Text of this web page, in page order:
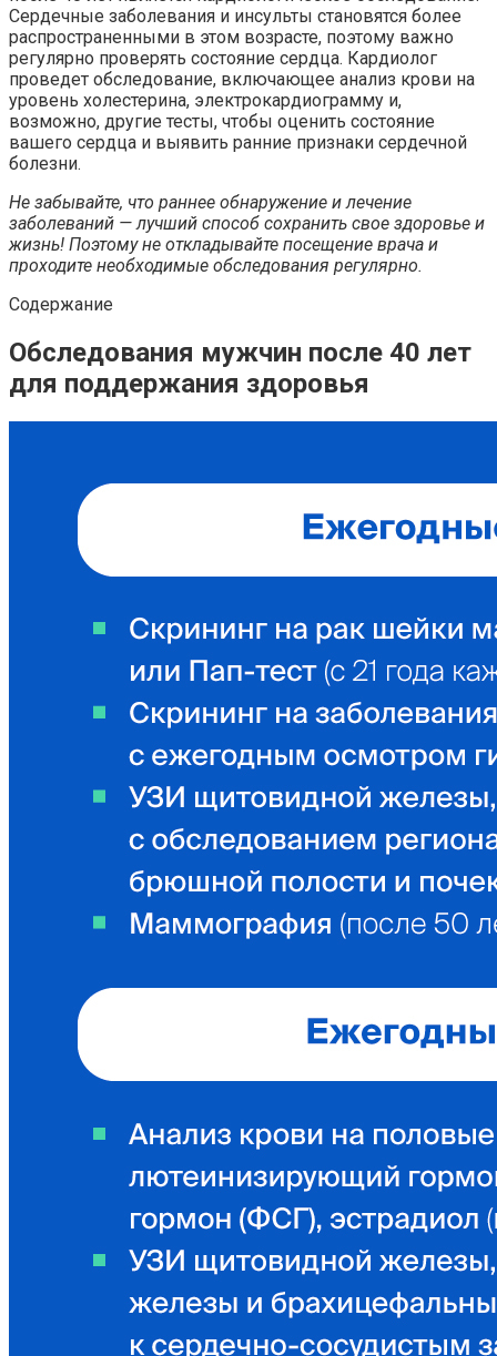
Сердечные заболевания и инсульты становятся более
распространенными в этом возрасте, поэтому важно
регулярно проверять состояние сердца. Кардиолог
проведет обследование, включающее анализ крови на
уровень холестерина, электрокардиограмму и,
возможно, другие тесты, чтобы оценить состояние
вашего сердца и выявить ранние признаки сердечной
болезни.
Не забывайте, что раннее обнаружение и лечение
заболеваний — лучший способ сохранить свое здоровье и
жизнь! Поэтому не откладывайте посещение врача и
проходите необходимые обследования регулярно.
Содержание
Обследования мужчин после 40 лет
для поддержания здоровья